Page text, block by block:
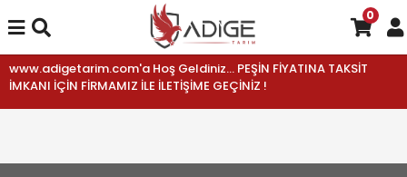
www.adigetarim.com'a Hoş Geldiniz... PEŞİN FİYATINA TAKSİT
İMKANI İÇİN FİRMAMIZ İLE İLETİŞİME GEÇİNİZ !
0